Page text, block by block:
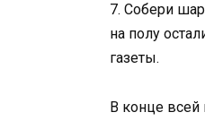
7. Собери
на полу
газеты.
В конце